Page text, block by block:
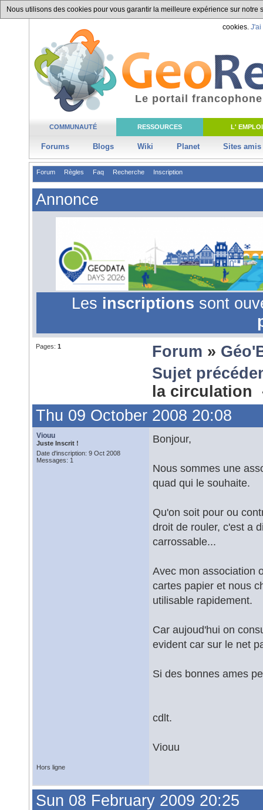
Nous utilisons des cookies pour vous garantir la meilleure expérience sur
cookies. J'ai
COMMUNAUTÉ RESSOURCES L' EMPLOI
Forums Blogs Wiki Planet Sites amis
Le portail
Forum Règles Faq Recherche Inscription
Annonce
Les inscriptions sont
Pages: 1 Forum »
Sujet
la
Thu 09 October 2008 20:08
Viouu
Juste Inscrit !
Date d'inscription: 9 Oct 2008
Messages: 1
Bonjour,
Nous sommes une
quad qui le souhaite.
Qu'on soit pour ou
droit de rouler, c'est a
carrossable...
Avec mon association
cartes papier et nous
utilisable rapidement.
Car aujoud'hui on
evident car sur le net
Si des bonnes ames
cdlt.
Viouu
Hors ligne
Sun 08 February 2009 20:25